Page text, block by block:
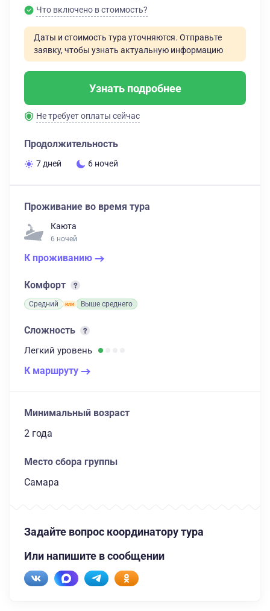
Что включено в стоимость?
Даты и стоимость тура уточняются. Отправьте
заявку, чтобы узнать актуальную информацию
Узнать подробнее
Не требует оплаты сейчас
Продолжительность
7 дней 6 ночей
Проживание во время тура
Каюта
6 ночей
К проживанию
Комфорт
Средний Выше среднего
Сложность
Легкий уровень
К маршруту
Минимальный возраст
2 года
Место сбора группы
Самара
Задайте вопрос координатору тура
Или напишите в сообщении